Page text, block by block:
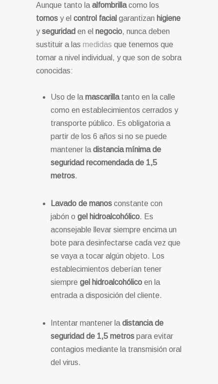
Aunque tanto la alfombrillacomo los
tornos y el control facial garantizan higiene
yseguridad en el negocio, nunca deben
sustituir a las medidas que tenemos que
tomar a nivel individual, y que son de sobra
conocidas:
Uso de la mascarillatanto en la calle
como en establecimientos cerrados y
transporte público. Es obligatoria a
partir de los 6 años si no se puede
mantener la distancia mínima de
seguridad recomendada de 1,5
metros.
Lavado de manos constante con
jabón o gel hidroalcohólico. Es
aconsejable llevar siempre encima un
bote para desinfectarse cada vez que
se vaya a tocar algún objeto. Los
establecimientos deberían tener
siempre gel hidroalcohólico en la
entrada a disposición del cliente.
Intentar mantener la distancia de
seguridad de 1,5 metros para evitar
contagios mediante la transmisión oral
del virus.